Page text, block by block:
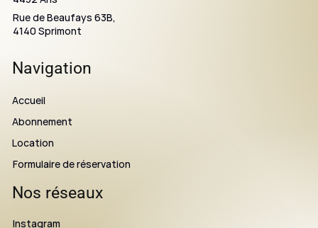
Rue de Beaufays 63B,
4140 Sprimont
Navigation
Accueil
Abonnement
Location
Formulaire de réservation
Nos réseaux
Instagram